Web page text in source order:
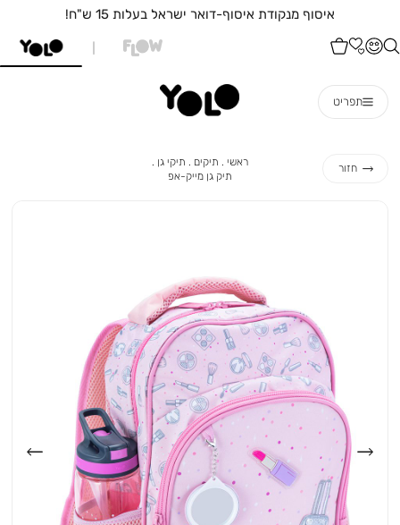
איסוף מנקודת איסוף-דואר ישראל בעלות 15 ש"ח!
תפריט
חזור
ראשי ראשי
תיקים תיקים
תיקי גן
תיק גן מייק-אפ